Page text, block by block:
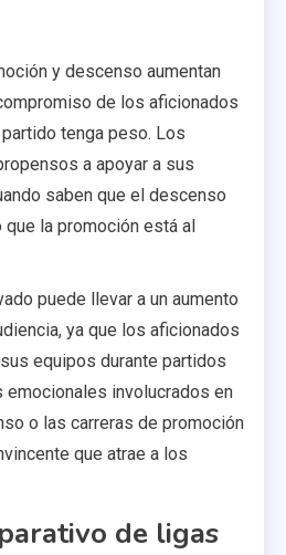
y descenso aumentan
de los aficionados
tenga peso. Los
a apoyar a sus
saben que el descenso
que la promoción está al
puede llevar a un aumento
ya que los aficionados
equipos durante partidos
involucrados en
o las carreras de promoción
que atrae a los
de ligas